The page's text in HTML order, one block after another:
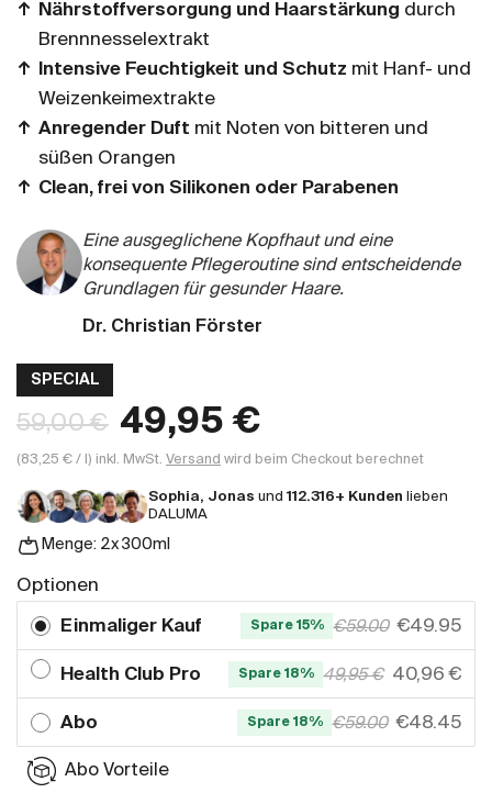
Nährstoffversorgung und Haarstärkung durch
Brennnesselextrakt
Intensive Feuchtigkeit und Schutz mit Hanf- und
Weizenkeimextrakte
Anregender Duft mit Noten von bitteren und
süßen Orangen
Clean, frei von Silikonen oder Parabenen
Eine ausgeglichene Kopfhaut und eine
konsequente Pflegeroutine sind entscheidende
Grundlagen für gesunder Haare.
Dr. Christian Förster
SPECIAL
59,00 € 49,95 €
(83,25 € / l) inkl. MwSt. Versand wird beim Checkout berechnet
Sophia, Jonas und 112.316+ Kunden
DALUMA
Menge: 2x 300ml
Optionen
Einmaliger Kauf Spare 15% €59.00 €49.95
Health Club Pro Spare 18% 49,95 € 40,96 €
Abo Spare 18% €59.00 €48.45
Abo Vorteile